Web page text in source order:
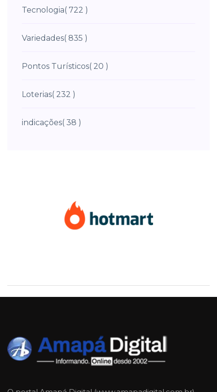
Tecnologia( 722 )
Variedades( 835 )
Pontos Turísticos( 20 )
Loterias( 232 )
indicações( 38 )